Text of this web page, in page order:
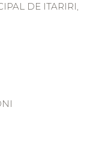
DE ITARIRI,